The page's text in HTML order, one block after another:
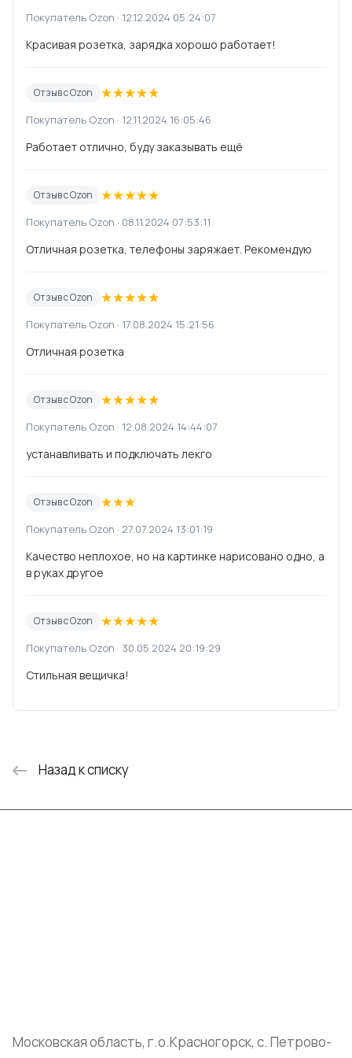
Покупатель Ozon · 12.12.2024 05:24:07
Красивая розетка, зарядка хорошо работает!
Отзыв с Ozon ★★★★★
Покупатель Ozon · 12.11.2024 16:05:46
Работает отлично, буду заказывать ещё
Отзыв с Ozon ★★★★★
Покупатель Ozon · 08.11.2024 07:53:11
Отличная розетка, телефоны заряжает. Рекомендую
Отзыв с Ozon ★★★★★
Покупатель Ozon · 17.08.2024 15:21:56
Отличная розетка
Отзыв с Ozon ★★★★★
Покупатель Ozon · 12.08.2024 14:44:07
устанавливать и подключать лекго
Отзыв с Ozon ★★★
Покупатель Ozon · 27.07.2024 13:01:19
Качество неплохое, но на картинке нарисовано одно, а
в руках другое
Отзыв с Ozon ★★★★★
Покупатель Ozon · 30.05.2024 20:19:29
Стильная вещичка!
Назад к списку
Московская область, г.о.Красногорск, с. Петрово-